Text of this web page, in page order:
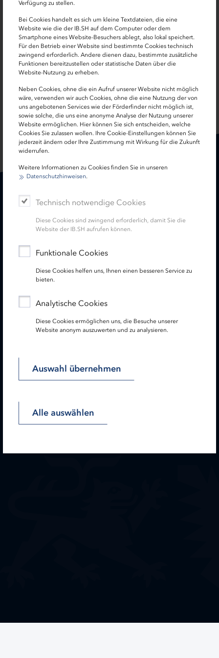
Verfügung zu stellen.
Bei Cookies handelt es sich um kleine Textdateien, die eine
Website wie die der IB.SH auf dem Computer oder dem
Smartphone eines Website-Besuchers ablegt, also lokal speichert.
Für den Betrieb einer Website sind bestimmte Cookies technisch
zwingend erforderlich. Andere dienen dazu, bestimmte zusätzliche
Funktionen bereitzustellen oder statistische Daten über die
Website-Nutzung zu erheben.
Neben Cookies, ohne die ein Aufruf unserer Website nicht möglich
wäre, verwenden wir auch Cookies, ohne die eine Nutzung der von
uns angebotenen Services wie der Förderfinder nicht möglich ist,
sowie solche, die uns eine anonyme Analyse der Nutzung unserer
Website ermöglichen. Hier können Sie sich entscheiden, welche
Cookies Sie zulassen wollen. Ihre Cookie-Einstellungen können Sie
jederzeit ändern oder Ihre Zustimmung mit Wirkung für die Zukunft
widerrufen.
Weitere Informationen zu Cookies finden Sie in unseren
Datenschutzhinweisen.
Technisch notwendige Cookies
Diese Cookies sind zwingend erforderlich, damit Sie die
Website der IB.SH aufrufen können.
Funktionale Cookies
Diese Cookies helfen uns, Ihnen einen besseren Service zu
bieten.
Analytische Cookies
Diese Cookies ermöglichen uns, die Besuche unserer
Website anonym auszuwerten und zu analysieren.
Auswahl übernehmen
Alle auswählen
Sarah Becker
Fondsmanagerin
0431 9905-2814
sarah.becker[at]ib-sh.de
SEITE TEILEN:
Karriere Treasury
Termine
Newsletter
Impressum Datenschutz